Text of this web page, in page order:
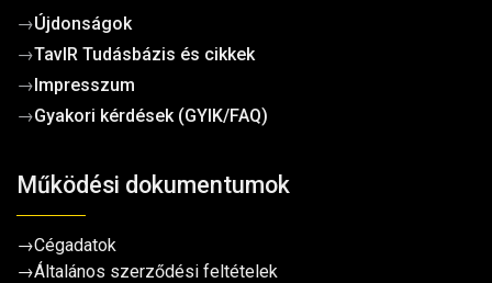
→Újdonságok
→TavIR Tudásbázis és cikkek
→Impresszum
→Gyakori kérdések (GYIK/FAQ)
Működési dokumentumok
→Cégadatok
→Általános szerződési feltételek